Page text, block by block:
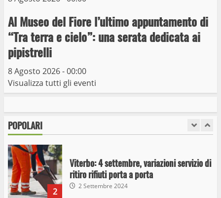
Al Museo del Fiore l’ultimo appuntamento di
“Tra terra e cielo”: una serata dedicata ai
pipistrelli
8 Agosto 2026 - 00:00
Visualizza tutti gli eventi
POPOLARI
Giochi Sportivi Studenteschi di Atletica a
Viterbo
I Carabinieri arrestano due giovani per
stupefacenti
2
Viterbo: 4 settembre, variazioni servizio di
ritiro rifiuti porta a porta
2 Settembre 2024